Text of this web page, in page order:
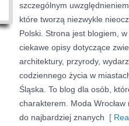
szczególnym
które tworzą niezwykle
Polski. Strona jest blogiem,
ciekawe opisy dotyczące
architektury, przyrody,
codziennego życia w
Śląska. To blog dla osób,
charakterem. Moda Wrocław
do najbardziej znanych [